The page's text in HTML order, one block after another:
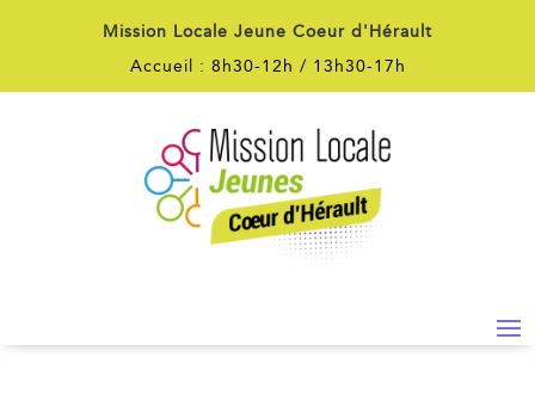
Mission Locale Jeune Coeur d'Hérault
Accueil : 8h30-12h / 13h30-17h